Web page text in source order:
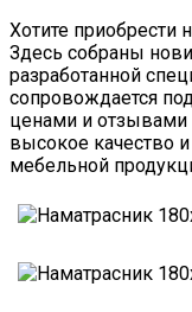
Хотите приобрести
Здесь собраны
разработанной
сопровождается
ценами и отзывами
высокое качество
мебельной